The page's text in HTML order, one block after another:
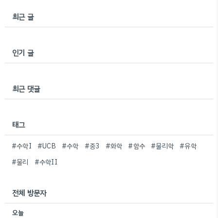
최근 글
인기 글
최근 댓글
태그
#수학I #UCB #수학 #중3 #화학 #함수 #물리학 #유학
#물리
#수학II
전체 방문자
오늘